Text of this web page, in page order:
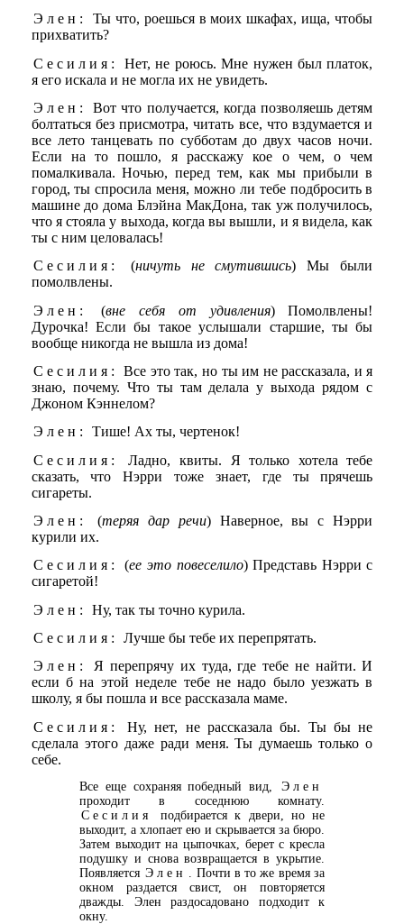
Элен:
Ты что, роешься в моих шкафах, ища, чтобы
прихватить?
Сесилия:
Нет, не роюсь. Мне нужен был платок,
я его искала и не могла их не увидеть.
Элен:
Вот что получается, когда позволяешь детям
болтаться без присмотра, читать все, что вздумается и
все лето танцевать по субботам до двух часов ночи.
Если на то пошло, я расскажу кое о чем, о чем
помалкивала. Ночью, перед тем, как мы прибыли в
город, ты спросила меня, можно ли тебе подбросить в
машине до дома Блэйна МакДона, так уж получилось,
что я стояла у выхода, когда вы вышли, и я видела, как
ты с ним целовалась!
Сесилия:
(ничуть не смутившись) Мы были
помолвлены.
Элен:
(вне себя от удивления) Помолвлены!
Дурочка! Если бы такое услышали старшие, ты бы
вообще никогда не вышла из дома!
Сесилия:
Все это так, но ты им не рассказала, и я
знаю, почему. Что ты там делала у выхода рядом с
Джоном Кэннелом?
Элен:
Тише! Ах ты, чертенок!
Сесилия:
Ладно, квиты. Я только хотела тебе
сказать, что Нэрри тоже знает, где ты прячешь
сигареты.
Элен:
(теряя дар речи) Наверное, вы с Нэрри
курили их.
Сесилия:
(ее это повеселило) Представь Нэрри с
сигаретой!
Элен:
Ну, так ты точно курила.
Сесилия:
Лучше бы тебе их перепрятать.
Элен:
Я перепрячу их туда, где тебе не найти. И
если б на этой неделе тебе не надо было уезжать в
школу, я бы пошла и все рассказала маме.
Сесилия:
Ну, нет, не рассказала бы. Ты бы не
сделала этого даже ради меня. Ты думаешь только о
себе.
Все еще сохраняя победный вид,
Элен
проходит в соседнюю комнату.
Сесилия
подбирается к двери, но не
выходит, а хлопает ею и скрывается за бюро.
Затем выходит на цыпочках, берет с кресла
подушку и снова возвращается в укрытие.
Появляется Элен
. Почти в то же время за
окном раздается свист, он повторяется
дважды. Элен раздосадовано подходит к
окну.